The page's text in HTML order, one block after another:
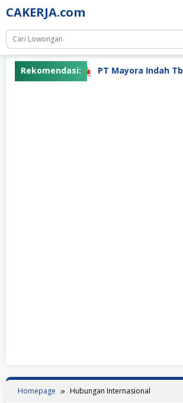
Skip
to
content
CAKERJA.com
Rekomendasi: PT Mayora Indah Tbk
Homepage Hubungan Internasional